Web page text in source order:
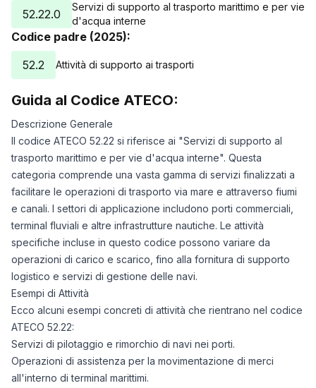
52.22.0
Servizi di supporto al trasporto marittimo e per vie
d'acqua interne
Codice padre (2025):
52.2
Attività di supporto ai trasporti
Guida al Codice ATECO:
Descrizione Generale
Il codice ATECO 52.22 si riferisce ai "Servizi di supporto al
trasporto marittimo e per vie d'acqua interne". Questa
categoria comprende una vasta gamma di servizi finalizzati a
facilitare le operazioni di trasporto via mare e attraverso fiumi
e canali. I settori di applicazione includono porti commerciali,
terminal fluviali e altre infrastrutture nautiche. Le attività
specifiche incluse in questo codice possono variare da
operazioni di carico e scarico, fino alla fornitura di supporto
logistico e servizi di gestione delle navi.
Esempi di Attività
Ecco alcuni esempi concreti di attività che rientrano nel codice
ATECO 52.22:
Servizi di pilotaggio e rimorchio di navi nei porti.
Operazioni di assistenza per la movimentazione di merci
all'interno di terminal marittimi.